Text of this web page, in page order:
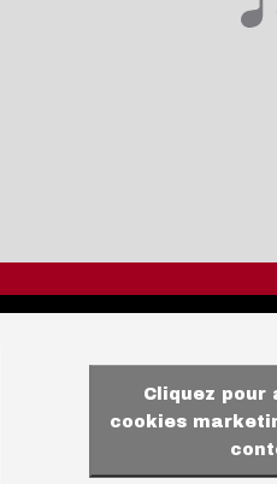
Cliquez pour
cookies